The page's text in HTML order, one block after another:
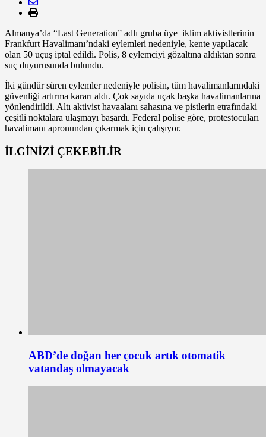
Almanya’da “Last Generation” adlı gruba üye iklim aktivistlerinin
Frankfurt Havalimanı’ndaki eylemleri nedeniyle, kente yapılacak
olan 50 uçuş iptal edildi. Polis, 8 eylemciyi gözaltına aldıktan sonra
suç duyurusunda bulundu.
İki gündür süren eylemler nedeniyle polisin, tüm havalimanlarındaki
güvenliği artırma kararı aldı. Çok sayıda uçak başka havalimanlarına
yönlendirildi. Altı aktivist havaalanı sahasına ve pistlerin etrafındaki
çeşitli noktalara ulaşmayı başardı. Federal polise göre, protestocuları
havalimanı apronundan çıkarmak için çalışıyor.
İLGİNİZİ ÇEKEBİLİR
ABD’de doğan her çocuk artık otomatik
vatandaş olmayacak